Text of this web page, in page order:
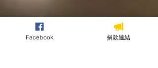
Facebook 捐款連結